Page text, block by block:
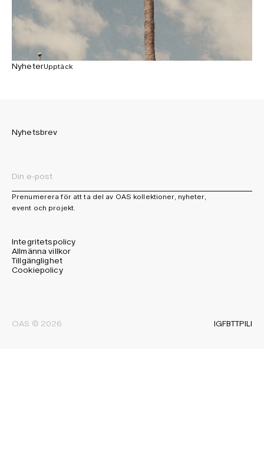
NyheterUpptäck
Nyhetsbrev
Prenumerera för att ta del av OAS kollektioner, nyheter,
event och projekt.
Integritetspolicy
Allmänna villkor
Tillgänglighet
Cookiepolicy
OAS © 2026 IGFBTTPILI